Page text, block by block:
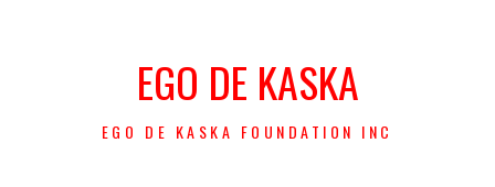
EGO DE KASKA
EGO DE KASKA FOUNDATION INC